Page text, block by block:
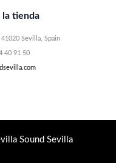
la tienda
Sevilla, Spain
40 91 50
Sound Sevilla